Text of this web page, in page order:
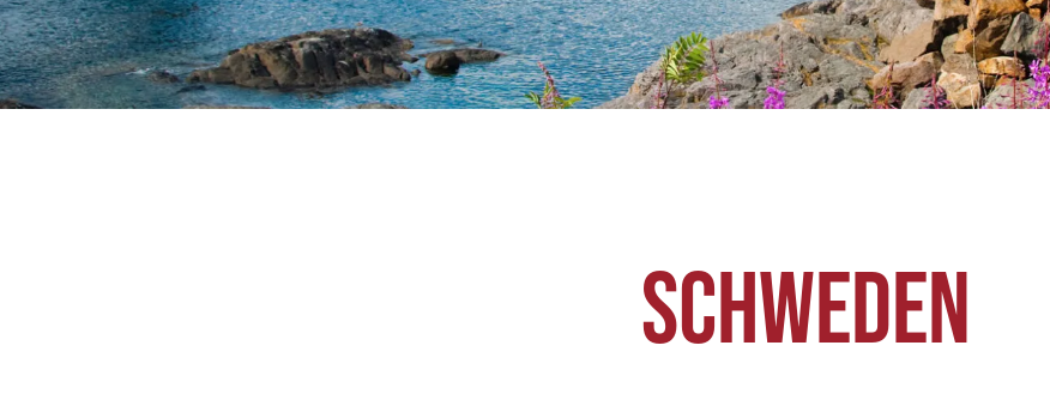
Schweden